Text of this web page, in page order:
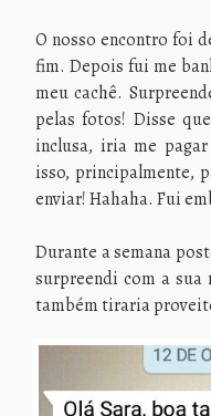
O nosso encontro foi
fim. Depois fui me
meu cachê.
pelas fotos! Disse
inclusa, iria me
isso, principalmente,
enviar! Hahaha. Fui
Durante a semana
surpreendi com a sua
também tiraria